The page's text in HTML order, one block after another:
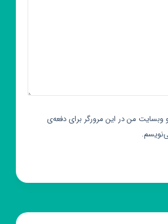
وبسایت من در این مرورگر برای دفعه‌ی